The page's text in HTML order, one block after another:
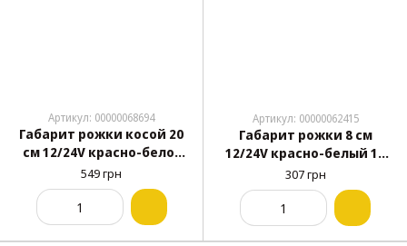
Артикул: 00000068694
Габарит рожки косой 20
см 12/24V красно-бело-
жёлтый 3 LED 2 шт
549 грн
Артикул: 00000062415
Габарит рожки 8 см
12/24V красно-белый 12
LED FPLAST FR0103 2 шт
307 грн